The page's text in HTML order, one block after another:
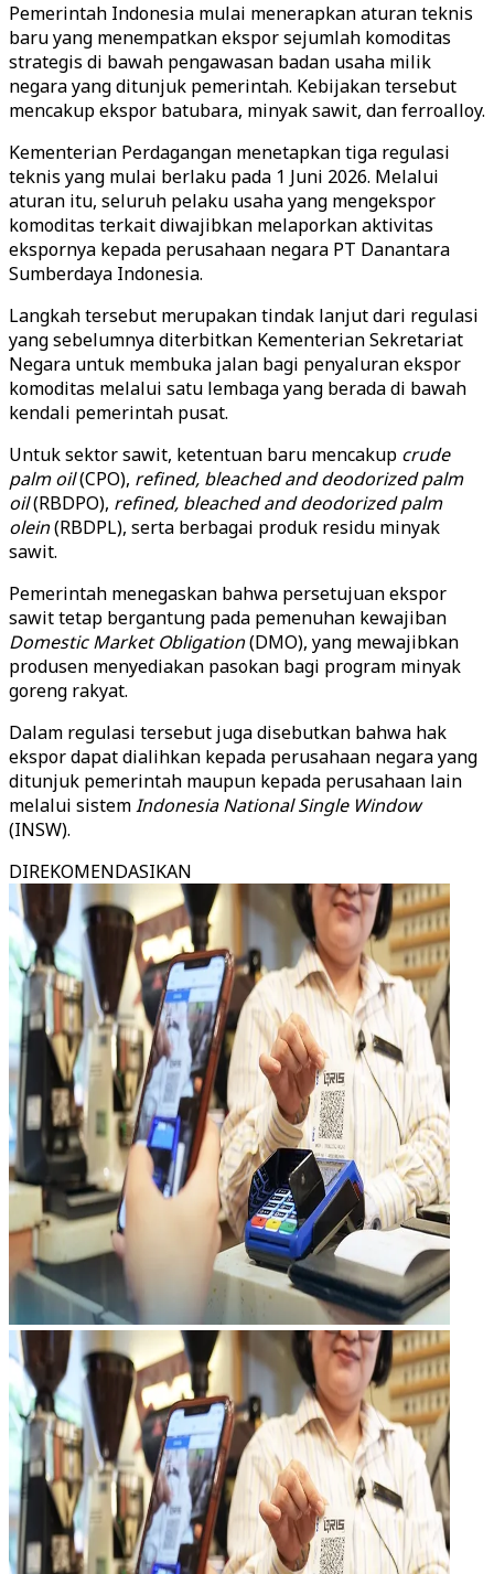
Pemerintah Indonesia mulai menerapkan aturan teknis
baru yang menempatkan ekspor sejumlah komoditas
strategis di bawah pengawasan badan usaha milik
negara yang ditunjuk pemerintah. Kebijakan tersebut
mencakup ekspor batubara, minyak sawit, dan ferroalloy.
Kementerian Perdagangan menetapkan tiga regulasi
teknis yang mulai berlaku pada 1 Juni 2026. Melalui
aturan itu, seluruh pelaku usaha yang mengekspor
komoditas terkait diwajibkan melaporkan aktivitas
ekspornya kepada perusahaan negara PT Danantara
Sumberdaya Indonesia.
Langkah tersebut merupakan tindak lanjut dari regulasi
yang sebelumnya diterbitkan Kementerian Sekretariat
Negara untuk membuka jalan bagi penyaluran ekspor
komoditas melalui satu lembaga yang berada di bawah
kendali pemerintah pusat.
Untuk sektor sawit, ketentuan baru mencakup crude
palm oil(CPO), refined, bleached and deodorized palm
oil(RBDPO), refined, bleached and deodorized palm
olein(RBDPL), serta berbagai produk residu minyak
sawit.
Pemerintah menegaskan bahwa persetujuan ekspor
sawit tetap bergantung pada pemenuhan kewajiban
Domestic Market Obligation(DMO), yang mewajibkan
produsen menyediakan pasokan bagi program minyak
goreng rakyat.
Dalam regulasi tersebut juga disebutkan bahwa hak
ekspor dapat dialihkan kepada perusahaan negara yang
ditunjuk pemerintah maupun kepada perusahaan lain
melalui sistemIndonesia National Single Window
(INSW).
DIREKOMENDASIKAN